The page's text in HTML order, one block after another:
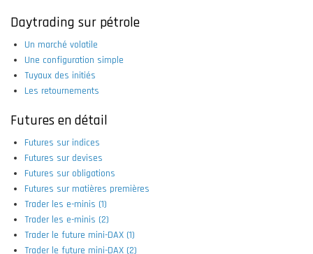
Daytrading sur pétrole
Un marché volatile
Une configuration simple
Tuyaux des initiés
Les retournements
Futures en détail
Futures sur indices
Futures sur devises
Futures sur obligations
Futures sur matières premières
Trader les e-minis (1)
Trader les e-minis (2)
Trader le future mini-DAX (1)
Trader le future mini-DAX (2)